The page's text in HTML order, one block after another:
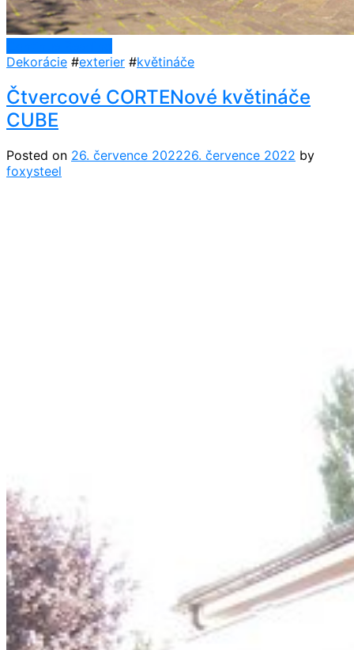
Dekorácie #exterier #květináče
Čtvercové CORTENové květináče
CUBE
Posted on 26. července 202226. července 2022 by
foxysteel